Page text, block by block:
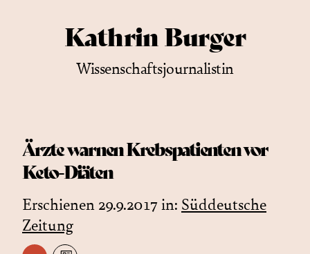
Kathrin Burger
Wissenschaftsjournalistin
Ärzte warnen Krebspatienten vor
Keto-Diäten
Erschienen 29.9.2017 in: Süddeutsche
Zeitung